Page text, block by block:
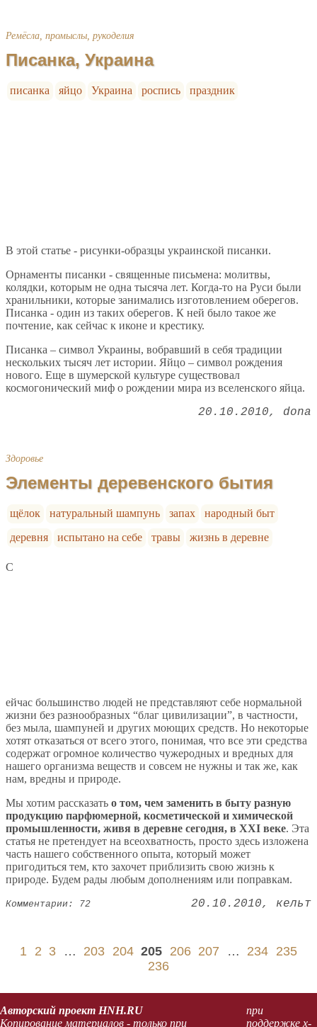
Ремёсла, промыслы, рукоделия
Писанка, Украина
писанка яйцо Украина роспись праздник
В этой статье - рисунки-образцы украинской писанки.
Орнаменты писанки - священные письмена: молитвы,
колядки, которым не одна тысяча лет. Когда-то на Руси были
хранильники, которые занимались изготовлением оберегов.
Писанка - один из таких оберегов. К ней было такое же
почтение, как сейчас к иконе и крестику.
Писанка – символ Украины, вобравший в себя традиции
нескольких тысяч лет истории. Яйцо – символ рождения
нового. Еще в шумерской культуре существовал
космогонический миф о рождении мира из вселенского яйца.
20.10.2010 dona
Здоровье
Элементы деревенского бытия
щёлок натуральный шампунь запах
народный быт
деревня
испытано на себе травы жизнь в деревне
С
ейчас большинство людей не представляют себе нормальной
жизни без разнообразных “благ цивилизации”, в частности,
без мыла, шампуней и других моющих средств. Но некоторые
хотят отказаться от всего этого, понимая, что все эти средства
содержат огромное количество чужеродных и вредных для
нашего организма веществ и совсем не нужны и так же, как
нам, вредны и природе.
Мы хотим рассказать о том, чем заменить в быту разную
продукцию парфюмерной, косметической и химической
промышленности, живя в деревне сегодня, в XXI веке. Эта
статья не претендует на всеохватность, просто здесь изложена
часть нашего собственного опыта, который может
пригодиться тем, кто захочет приблизить свою жизнь к
природе. Будем рады любым дополнениям или поправкам.
Комментарии: 72 20.10.2010 кельт
1 2 3 … 203 204 205 206 207 … 234 235
236
Авторский проект HNH.RU
Копирование материалов - только при
при
поддержке x-